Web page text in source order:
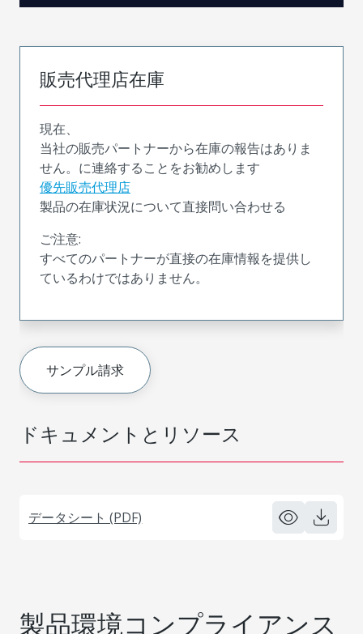
ドキュメントとリソース
データシート (PDF)
販売代理店在庫
現在、
当社の販売パートナーから在庫の報告はありま
せん。に連絡することをお勧めします
優先販売代理店
製品の在庫状況について直接問い合わせる
ご注意:
すべてのパートナーが直接の在庫情報を提供し
ているわけではありません。
サンプル請求
製品環境コンプライアンス